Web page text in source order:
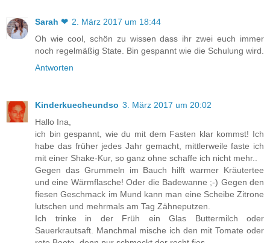
Sarah ❤ 2. März 2017 um 18:44
Oh wie cool, schön zu wissen dass ihr zwei euch immer
noch regelmäßig State. Bin gespannt wie die Schulung wird.
Antworten
Kinderkuecheundso 3. März 2017 um 20:02
Hallo Ina,
ich bin gespannt, wie du mit dem Fasten klar kommst! Ich
habe das früher jedes Jahr gemacht, mittlerweile faste ich
mit einer Shake-Kur, so ganz ohne schaffe ich nicht mehr..
Gegen das Grummeln im Bauch hilft warmer Kräutertee
und eine Wärmflasche! Oder die Badewanne ;-) Gegen den
fiesen Geschmack im Mund kann man eine Scheibe Zitrone
lutschen und mehrmals am Tag Zähneputzen.
Ich trinke in der Früh ein Glas Buttermilch oder
Sauerkrautsaft. Manchmal mische ich den mit Tomate oder